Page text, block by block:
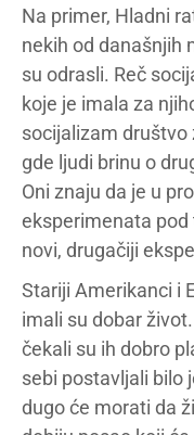
Na primer, Hladni
nekih od današnjih
su odrasli. Reč
koje je imala za
socijalizam
gde ljudi brinu o
Oni znaju da je u
eksperimenata pod
novi, drugačiji
Stariji Amerikanci i
imali su dobar
čekali su ih dobro
sebi postavljali bilo
dugo će morati da